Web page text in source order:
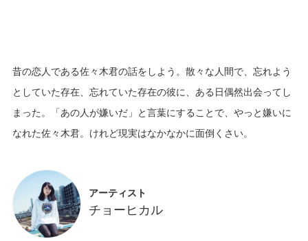
昔の恋人である佐々木君の話をしよう。散々な人間で、忘れよう
としていた存在、忘れていた存在の彼に、ある日偶然出会ってし
まった。「あの人が嫌いだ」と言葉にすることで、やっと嫌いに
アーティスト
チョーヒカル